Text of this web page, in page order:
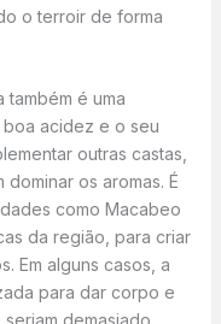
o terroir de forma
também é uma
acidez e o seu
outras castas,
os aromas. É
como Macabeo
da região, para criar
Em alguns casos, a
para dar corpo e